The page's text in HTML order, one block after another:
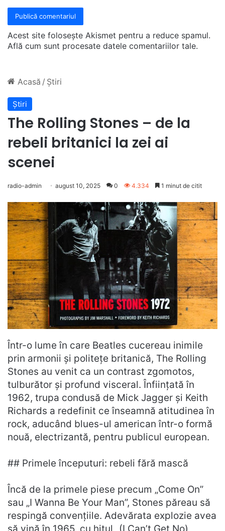
Acest site folosește Akismet pentru a reduce spamul.
Află cum sunt procesate datele comentariilor tale.